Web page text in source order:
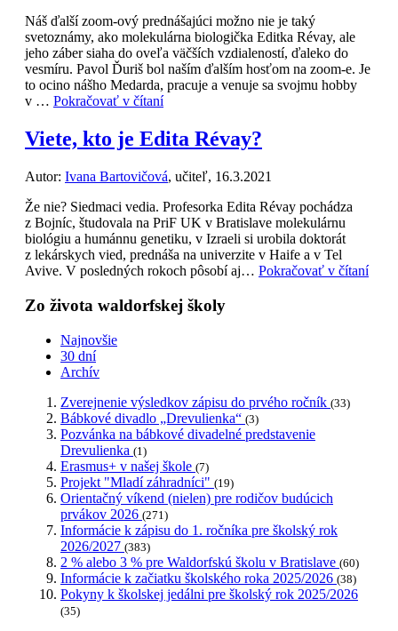
Náš ďalší zoom-ový prednášajúci možno nie je taký
svetoznámy, ako molekulárna biologička Editka Révay, ale
jeho záber siaha do oveľa väčších vzdialeností, ďaleko do
vesmíru. Pavol Ďuriš bol naším ďalším hosťom na zoom-e. Je
to ocino nášho Medarda, pracuje a venuje sa svojmu hobby
v … Pokračovať v čítaní
Viete, kto je Edita Révay?
Autor: Ivana Bartovičová, učiteľ, 16.3.2021
Že nie? Siedmaci vedia. Profesorka Edita Révay pochádza
z Bojníc, študovala na PriF UK v Bratislave molekulárnu
biológiu a humánnu genetiku, v Izraeli si urobila doktorát
z lekárskych vied, prednáša na univerzite v Haife a v Tel
Avive. V posledných rokoch pôsobí aj… Pokračovať v čítaní
Zo života waldorfskej školy
Najnovšie
30 dní
Archív
Zverejnenie výsledkov zápisu do prvého ročník (33)
Bábkové divadlo „Drevulienka“ (3)
Pozvánka na bábkové divadelné predstavenie
Drevulienka (1)
Erasmus+ v našej škole (7)
Projekt "Mladí záhradníci" (19)
Orientačný víkend (nielen) pre rodičov budúcich
prvákov 2026 (271)
Informácie k zápisu do 1. ročníka pre školský rok
2026/2027 (383)
2 % alebo 3 % pre Waldorfskú školu v Bratislave (60)
Informácie k začiatku školského roka 2025/2026 (38)
Pokyny k školskej jedálni pre školský rok 2025/2026
(35)